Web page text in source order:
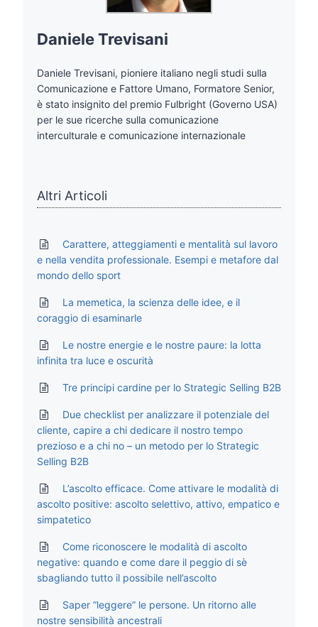
Daniele Trevisani
Daniele Trevisani, pioniere italiano negli studi sulla
Comunicazione e Fattore Umano, Formatore Senior,
è stato insignito del premio Fulbright (Governo USA)
per le sue ricerche sulla comunicazione
interculturale e comunicazione internazionale
Altri Articoli
Carattere, atteggiamenti e mentalità sul lavoro
e nella vendita professionale. Esempi e metafore dal
mondo dello sport
La memetica, la scienza delle idee, e il
coraggio di esaminarle
Le nostre energie e le nostre paure: la lotta
infinita tra luce e oscurità
Tre principi cardine per lo Strategic Selling B2B
Due checklist per analizzare il potenziale del
cliente, capire a chi dedicare il nostro tempo
prezioso e a chi no – un metodo per lo Strategic
Selling B2B
L’ascolto efficace. Come attivare le modalità di
ascolto positive: ascolto selettivo, attivo, empatico e
simpatetico
Come riconoscere le modalità di ascolto
negative: quando e come dare il peggio di sè
sbagliando tutto il possibile nell’ascolto
Saper “leggere” le persone. Un ritorno alle
nostre sensibilità ancestrali